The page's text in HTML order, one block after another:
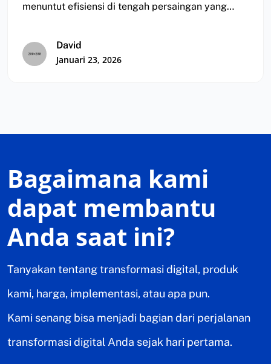
menuntut efisiensi di tengah persaingan yang
David
Januari 23, 2026
Bagaimana kami
dapat membantu
Anda saat ini?
Tanyakan tentang transformasi digital, produk
kami, harga, implementasi, atau apa pun.
Kami senang bisa menjadi bagian dari perjalanan
transformasi digital Anda sejak hari pertama.